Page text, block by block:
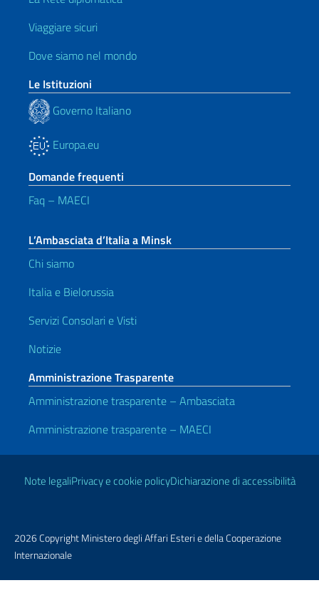
Viaggiare sicuri
Dove siamo nel mondo
Le Istituzioni
Governo Italiano
Europa.eu
Domande frequenti
Faq – MAECI
L’Ambasciata d’Italia a Minsk
Chi siamo
Italia e Bielorussia
Servizi Consolari e Visti
Notizie
Amministrazione Trasparente
Amministrazione trasparente – Ambasciata
Amministrazione trasparente – MAECI
Link Utili
Note legaliPrivacy e cookie policyDichiarazione di accessibilità
2026 Copyright Ministero degli Affari Esteri e della Cooperazione
Internazionale